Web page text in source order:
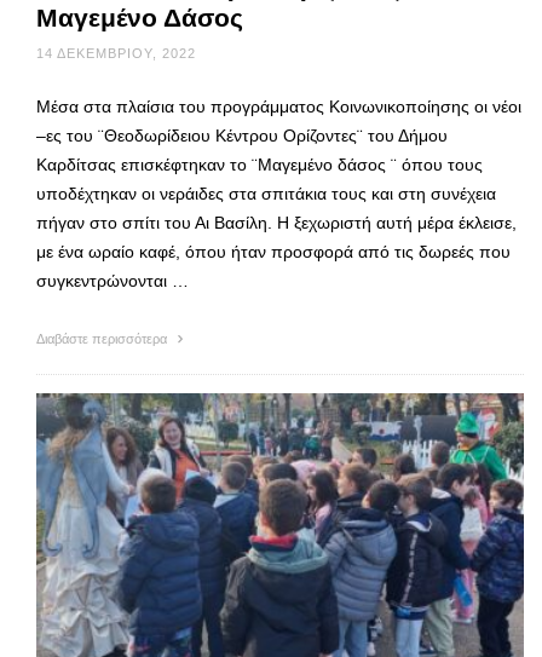
Μαγεμένο Δάσος
14 ΔΕΚΕΜΒΡΊΟΥ, 2022
Μέσα στα πλαίσια του προγράμματος Κοινωνικοποίησης οι νέοι
–ες του ¨Θεοδωρίδειου Κέντρου Ορίζοντες¨ του Δήμου
Καρδίτσας επισκέφτηκαν το ¨Μαγεμένο δάσος ¨ όπου τους
υποδέχτηκαν οι νεράιδες στα σπιτάκια τους και στη συνέχεια
πήγαν στο σπίτι του Αι Βασίλη. Η ξεχωριστή αυτή μέρα έκλεισε,
με ένα ωραίο καφέ, όπου ήταν προσφορά από τις δωρεές που
συγκεντρώνονται …
Διαβάστε περισσότερα